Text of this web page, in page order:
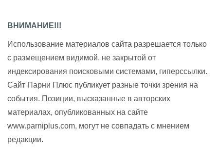
ВНИМАНИЕ!!!
Использование материалов сайта разрешается только
с размещением видимой, не закрытой от
индексирования поисковыми системами, гиперссылки.
Сайт Парни Плюс публикует разные точки зрения на
события. Позиции, высказанные в авторских
материалах, опубликованных на сайте
www.parniplus.com, могут не совпадать с мнением
редакции.